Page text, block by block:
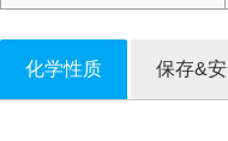
化学性质 保存&